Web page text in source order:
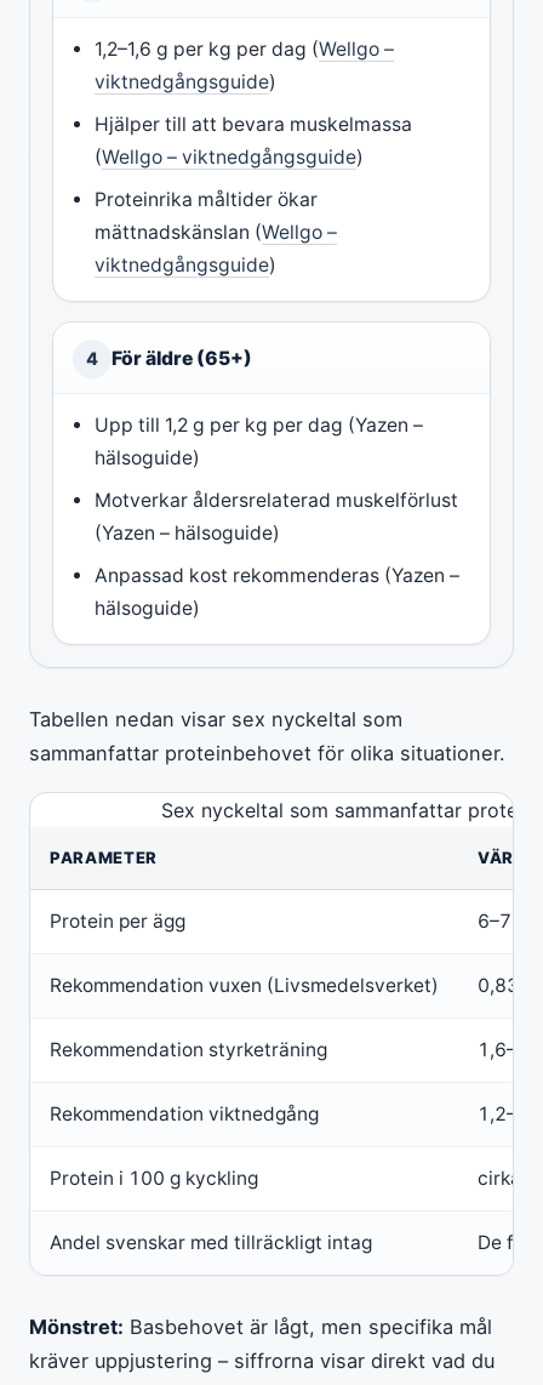
1,2–1,6 g per kg per dag (Wellgo –
viktnedgångsguide)
Hjälper till att bevara muskelmassa
(Wellgo – viktnedgångsguide)
Proteinrika måltider ökar
mättnadskänslan (Wellgo –
viktnedgångsguide)
4 För äldre (65+)
Upp till 1,2 g per kg per dag (Yazen –
hälsoguide)
Motverkar åldersrelaterad muskelförlust
(Yazen – hälsoguide)
Anpassad kost rekommenderas (Yazen –
hälsoguide)
Tabellen nedan visar sex nyckeltal som
sammanfattar proteinbehovet för olika situationer.
Sex nyckeltal som sammanfattar
PARAMETER VÄRDE
Protein per ägg 6–7
Rekommendation vuxen (Livsmedelsverket) 0,83
Rekommendation styrketräning
Rekommendation viktnedgång
Protein i 100 g kyckling cirka
Andel svenskar med tillräckligt intag De
Mönstret: Basbehovet är lågt, men specifika mål
kräver uppjustering – siffrorna visar direkt vad du